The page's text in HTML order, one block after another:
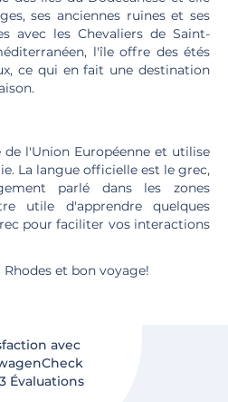
ses anciennes ruines et ses
avec les Chevaliers de Saint-
l'île offre des étés
ce qui en fait une destination
l'Union Européenne et utilise
La langue officielle est le grec,
parlé dans les zones
utile d'apprendre quelques
pour faciliter vos interactions
et bon voyage!
avec
Évaluations